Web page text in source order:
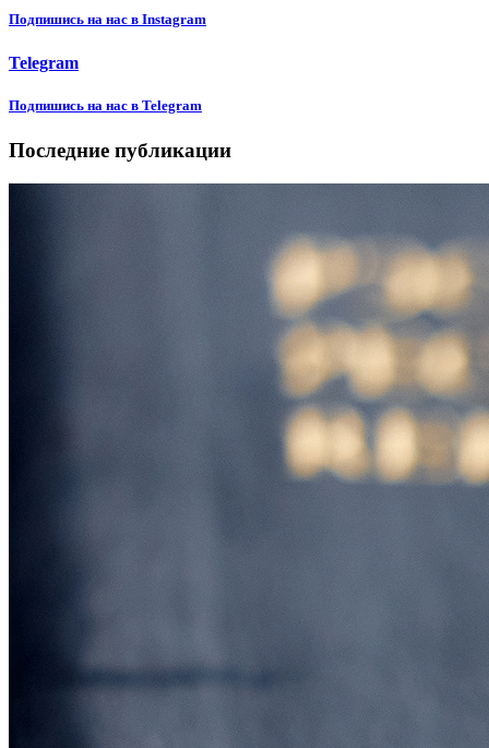
Подпишиcь на нас в Instagram
Telegram
Подпишиcь на нас в Telegram
Последние публикации